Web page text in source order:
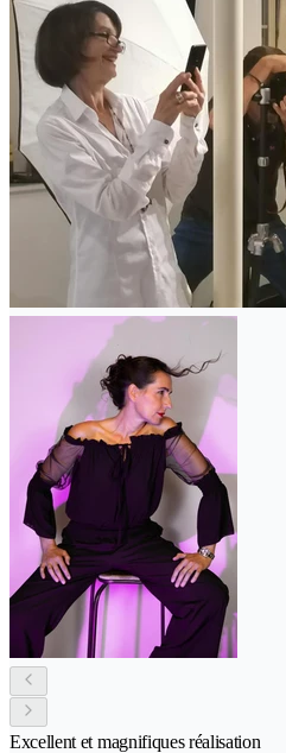
Excellent et magnifiques réalisation